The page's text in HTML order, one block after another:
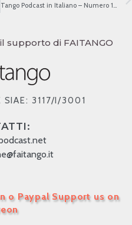
supporto di FAITANGO
3117/I/3001
o Paypal Support us on